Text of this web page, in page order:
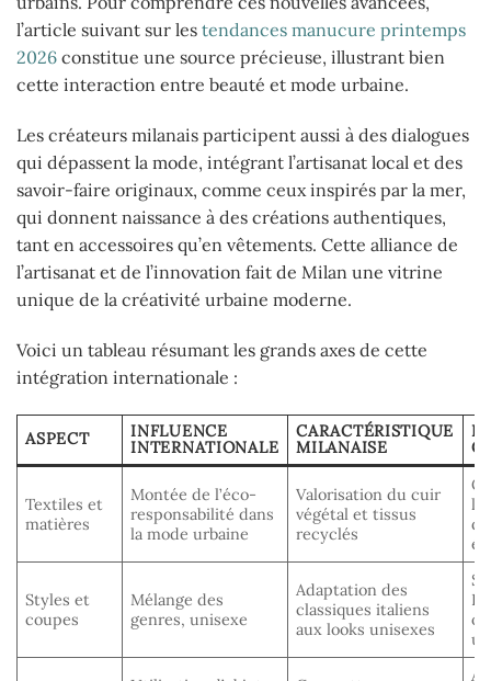
l’article suivant sur les tendances manucure printemps
2026 constitue une source précieuse, illustrant bien
cette interaction entre beauté et mode urbaine.
Les créateurs milanais participent aussi à des dialogues
qui dépassent la mode, intégrant l’artisanat local et des
savoir-faire originaux, comme ceux inspirés par la mer,
qui donnent naissance à des créations authentiques,
tant en accessoires qu’en vêtements. Cette alliance de
l’artisanat et de l’innovation fait de Milan une vitrine
unique de la créativité urbaine moderne.
Voici un tableau résumant les grands axes de cette
intégration internationale :
ASPECT
INFLUENCE
INTERNATIONALE
CARACTÉRISTIQUE
MILANAISE
Textiles et
matières
Montée de l’éco-
responsabilité dans
la mode urbaine
Valorisation du cuir
végétal et tissus
recyclés
Styles et
coupes
Mélange des
genres, unisexe
Adaptation des
classiques italiens
aux looks unisexes